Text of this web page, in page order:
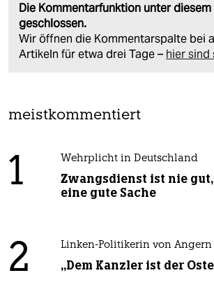
Die Kommentarfunktion unter
geschlossen.
Wir öffnen die Kommentarspalte bei
Artikeln für etwa drei Tage – hier sind
meistkommentiert
1 Wehrplicht in Deutschland
Zwangsdienst ist nie
eine gute Sache
2 Linken-Politikerin von Angern
„Dem Kanzler ist der